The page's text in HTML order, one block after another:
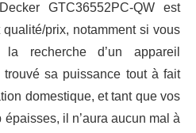
GTC36552PC-QW est
prix, notamment si vous
recherche d’un appareil
trouvé sa puissance tout à fait
domestique, et tant que vos
il n’aura aucun mal à